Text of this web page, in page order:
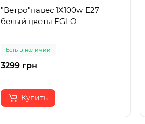
"Ветро"навес 1Х100w E27
белый цветы EGLO
Есть в наличии
3299 грн
Купить